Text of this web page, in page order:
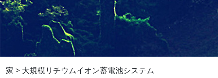
家 > 大規模リチウムイオン蓄電池システム